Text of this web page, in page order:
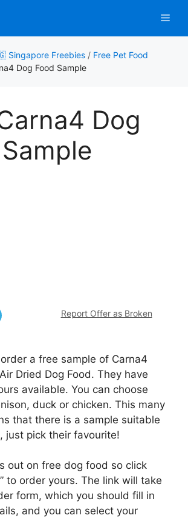
Singapore Freebies / Free Pet Food
Dog Food Sample
Dog
Report Offer as Broken
a free sample of Carna4
Dried Dog Food. They have
available. You can choose
duck or chicken. This many
that there is a sample suitable
just pick their favourite!
out on free dog food so click
to order yours. The link will take
form, which you should fill in
and you can select your